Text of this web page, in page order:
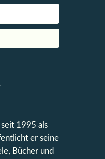
1995 als
er seine
Bücher und